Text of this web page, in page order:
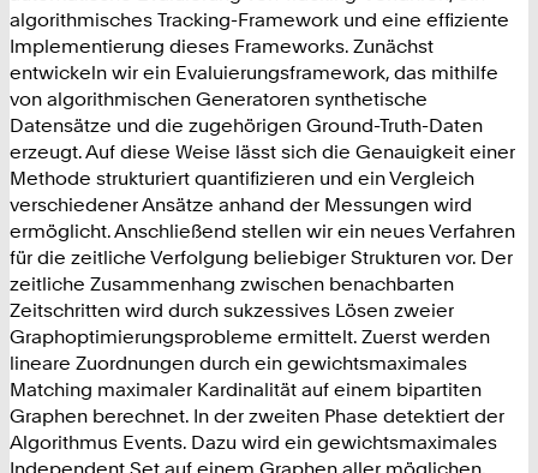
algorithmisches Tracking-Framework und eine effiziente
Implementierung dieses Frameworks. Zunächst
entwickeln wir ein Evaluierungsframework, das mithilfe
von algorithmischen Generatoren synthetische
Datensätze und die zugehörigen Ground-Truth-Daten
erzeugt. Auf diese Weise lässt sich die Genauigkeit einer
Methode strukturiert quantifizieren und ein Vergleich
verschiedener Ansätze anhand der Messungen wird
ermöglicht. Anschließend stellen wir ein neues Verfahren
für die zeitliche Verfolgung beliebiger Strukturen vor. Der
zeitliche Zusammenhang zwischen benachbarten
Zeitschritten wird durch sukzessives Lösen zweier
Graphoptimierungsprobleme ermittelt. Zuerst werden
lineare Zuordnungen durch ein gewichtsmaximales
Matching maximaler Kardinalität auf einem bipartiten
Graphen berechnet. In der zweiten Phase detektiert der
Algorithmus Events. Dazu wird ein gewichtsmaximales